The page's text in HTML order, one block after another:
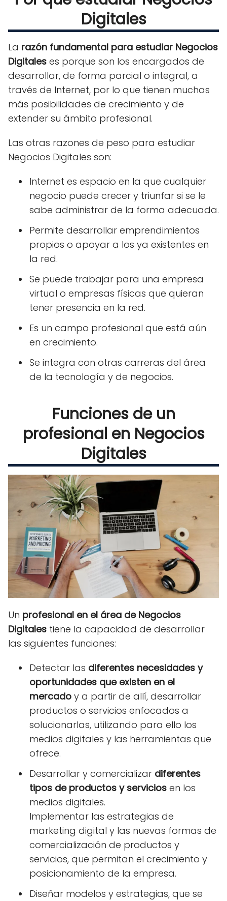
Digitales
La razón fundamental para estudiar Negocios
Digitales es porque son los encargados de
desarrollar, de forma parcial o integral, a
través de Internet, por lo que tienen muchas
más posibilidades de crecimiento y de
extender su ámbito profesional.
Las otras razones de peso para estudiar
Negocios Digitales son:
Internet es espacio en la que cualquier
negocio puede crecer y triunfar si se le
sabe administrar de la forma adecuada.
Permite desarrollar emprendimientos
propios o apoyar a los ya existentes en
la red.
Se puede trabajar para una empresa
virtual o empresas físicas que quieran
tener presencia en la red.
Es un campo profesional que está aún
en crecimiento.
Se integra con otras carreras del área
de la tecnología y de negocios.
Funciones de un
profesional en Negocios
Digitales
Un profesional en el área de Negocios
Digitales tiene la capacidad de desarrollar
las siguientes funciones:
Detectar las diferentes necesidades y
oportunidades que existen en el
mercado y a partir de allí, desarrollar
productos o servicios enfocados a
solucionarlas, utilizando para ello los
medios digitales y las herramientas que
ofrece.
Desarrollar y comercializar diferentes
tipos de productos y servicios en los
medios digitales.
Implementar las estrategias de
marketing digital y las nuevas formas de
comercialización de productos y
servicios, que permitan el crecimiento y
posicionamiento de la empresa.
Diseñar modelos y estrategias, que se